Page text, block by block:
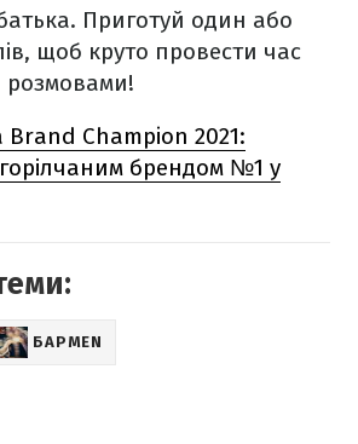
Приготуй один або
щоб круто провести час
Brand Champion 2021:
брендом №1 у
БАРMEN